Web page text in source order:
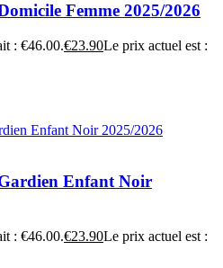
Femme 2025/2026
: €46.00.€23.90Le prix actuel est :
Enfant Noir
: €46.00.€23.90Le prix actuel est :